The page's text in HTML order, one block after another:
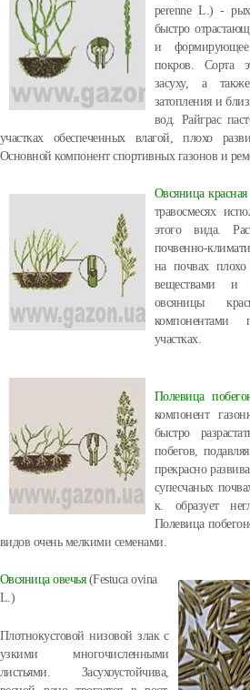
perenne L.) -
быстро
и
покров. Сорта
засуху, а
затопления и
вод. Райграс
участках обеспеченных влагой, плохо
Основной компонент спортивных газонов и
Овсяница красная
травосмесях
этого вида.
почвенно-
на почвах плохо
веществами и
овсяницы
компонентами
участках.
Полевица
компонент
быстро
побегов,
прекрасно
супесчаных
к. образует
Полевица
видов очень мелкими семенами.
Овсяница овечья(Festuca ovina
L.)
Плотнокустовой низовой злак с
узкими многочисленными
листьями. Засухоустойчива,